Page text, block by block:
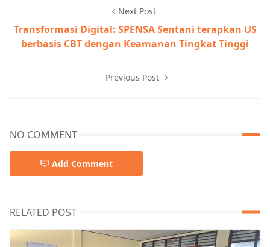
Next Post
Transformasi Digital: SPENSA Sentani terapkan US
berbasis CBT dengan Keamanan Tingkat Tinggi
Previous Post
NO COMMENT
Add Comment
RELATED POST